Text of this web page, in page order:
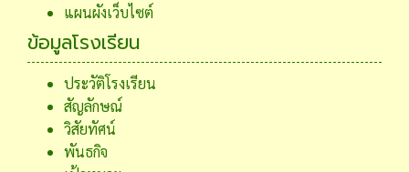
แผนผังเว็บไซต์
ข้อมูลโรงเรียน
ประวัติโรงเรียน
สัญลักษณ์
วิสัยทัศน์
พันธกิจ